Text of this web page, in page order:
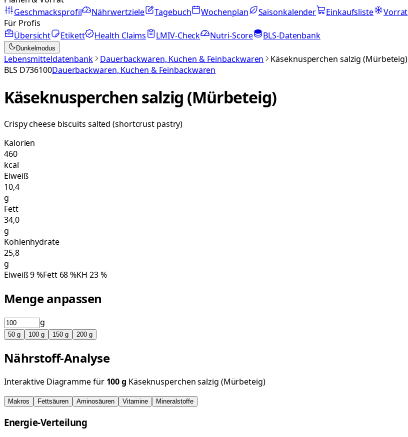
Geschmacksprofil
Nährwertziele Tagebuch Wochenplan Saisonkalender Einkaufsliste Vorrat
Für Profis
Übersicht
Etikett Health Claims LMIV-Check Nutri-Score BLS-Datenbank
Dunkelmodus
Lebensmitteldatenbank Dauerbackwaren, Kuchen & Feinbackwaren
Käseknusperchen salzig (Mürbeteig)
BLS D736100Dauerbackwaren, Kuchen & Feinbackwaren
Käseknusperchen salzig (Mürbeteig)
Crispy cheese biscuits salted (shortcrust pastry)
Kalorien
460
kcal
Eiweiß
10,4
g
Fett
34,0
g
Kohlenhydrate
25,8
g
Eiweiß9%Fett 68%KH 23%
Menge anpassen
g
50 g 100 g 150 g 200 g
Nährstoff-Analyse
Interaktive Diagramme für 100g Käseknusperchen salzig (Mürbeteig)
Makros Fettsäuren Aminosäuren Vitamine Mineralstoffe
Energie-Verteilung